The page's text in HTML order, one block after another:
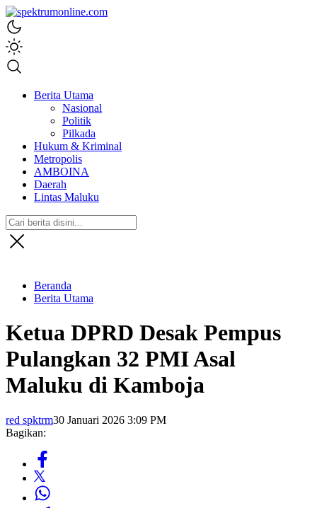
spektrumonline.com
Berita Utama
Nasional
Politik
Pilkada
Hukum & Kriminal
Metropolis
AMBOINA
Daerah
Lintas Maluku
Beranda
Berita Utama
Ketua DPRD Desak Pempus
Pulangkan 32 PMI Asal
Maluku di Kamboja
red spktrm30 Januari 2026 3:09 PM
Bagikan: